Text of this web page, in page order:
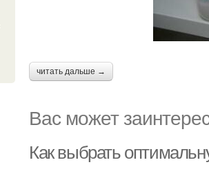
читать дальше →
Вас может
Как выбрать